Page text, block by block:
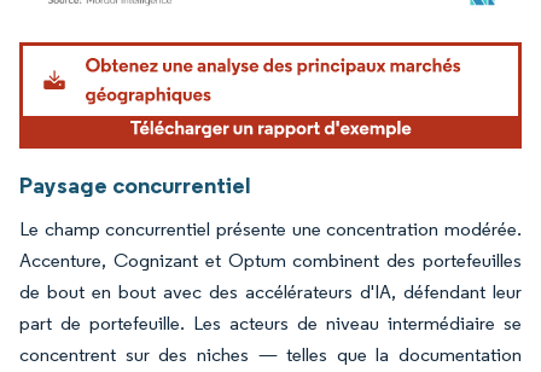
Image © Mordor Intelligence. La réutilisation nécessite une attribution sous CC BY
Paysage concurrentiel
Le champ concurrentiel présente une concentration modérée.
Accenture, Cognizant et Optum combinent des portefeuilles
de bout en bout avec des accélérateurs d'IA, défendant leur
part de portefeuille. Les acteurs de niveau intermédiaire se
concentrent sur des niches — telles que la documentation